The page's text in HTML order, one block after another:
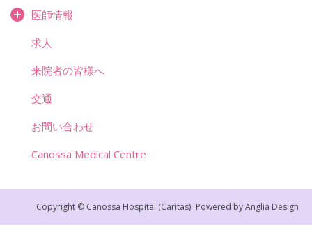
医師情報
求人
来院者の皆様へ
交通
お問い合わせ
Canossa Medical Centre
Copyright © Canossa Hospital (Caritas). Powered byAnglia Design